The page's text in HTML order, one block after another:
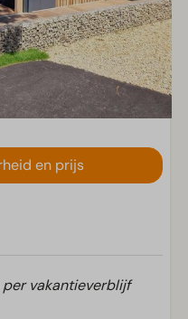
en prijs
vakantieverblijf